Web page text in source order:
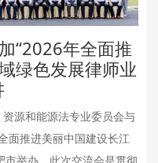
“2026年全面推
绿色发展律师业
源和能源法专业委员会与
面推进美丽中国建设长江